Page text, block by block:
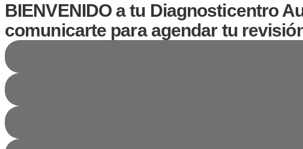
BIENVENIDO a tu Diagnosticentro
comunicarte para agendar tu